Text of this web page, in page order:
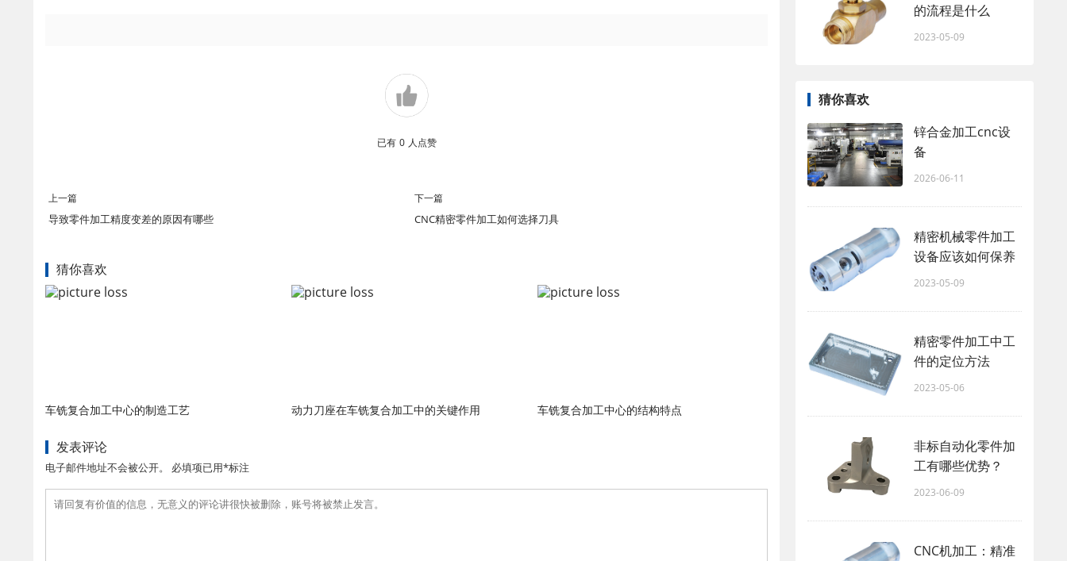
已有 0 人点赞
上一篇
导致零件加工精度变差的原因有哪些
下一篇
CNC精密零件加工如何选择刀具
猜你喜欢
车铣复合加工中心的制造工艺 动力刀座在车铣复合加工中的关键作用 车铣复合加工中心的结构特点
发表评论
电子邮件地址不会被公开。 必填项已用*标注
的流程是什么
2023-05-09
猜你喜欢
锌合金加工cnc设
备
2026-06-11
精密机械零件加工
设备应该如何保养
2023-05-09
精密零件加工中工
件的定位方法
2023-05-06
非标自动化零件加
工有哪些优势？
2023-06-09
CNC机加工：精准